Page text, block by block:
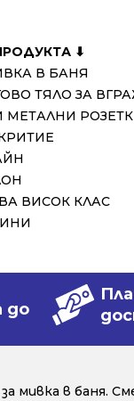
⬇
В БАНЯ
ТЯЛО ЗА
ВИСОК КЛАС
до
мивка в баня.